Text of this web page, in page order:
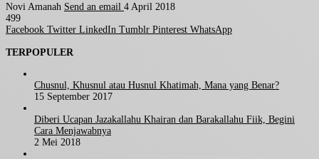
Novi Amanah Send an email 4 April 2018
499
Facebook Twitter LinkedIn Tumblr Pinterest WhatsApp
TERPOPULER
Chusnul, Khusnul atau Husnul Khatimah, Mana yang Benar?
15 September 2017
Diberi Ucapan Jazakallahu Khairan dan Barakallahu Fiik, Begini
Cara Menjawabnya
2 Mei 2018